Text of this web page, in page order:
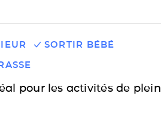
SORTIR BÉBÉ
pour les activités de plein